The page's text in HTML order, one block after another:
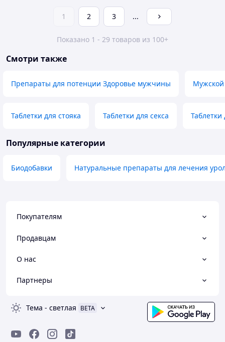
1 2 3 ...
Показано 1 - 29 товаров из 100+
Смотри также
Препараты для потенции Здоровье мужчины Мужской
Таблетки для стояка Таблетки для секса
Популярные категории
Биодобавки Натуральные препараты для лечения
Покупателям
Продавцам
О нас
Партнеры
Тема - светлая BETA